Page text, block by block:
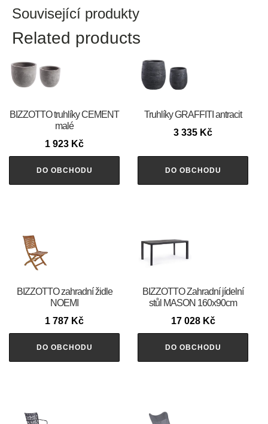
Související produkty
Related products
BIZZOTTO truhlíky CEMENT
malé
1 923 Kč
DO OBCHODU
Truhlíky GRAFFITI antracit
3 335 Kč
DO OBCHODU
BIZZOTTO zahradní židle
NOEMI
1 787 Kč
DO OBCHODU
BIZZOTTO Zahradní jídelní
stůl MASON 160x90cm
17 028 Kč
DO OBCHODU